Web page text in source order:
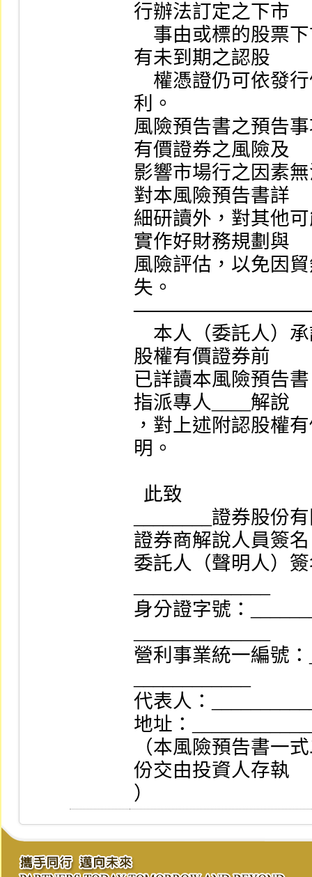
行辦法訂定之下市
有未到期之認股
利。
風險預告書之預告
有價證券之風險及
影響市場行之因素
對本風險預告書詳
細研讀外，對其他
實作好財務規劃與
風險評估，以免因
失。
股權有價證券前
已詳讀本風險預告
指派專人____解說
，對上述附認股權
明。
________證券股份
證券商解說人員簽名
委託人（聲明人）簽
身分證字號：
營利事業統一編號：
代表人：
地址：
（本風險預告書一
份交由投資人存執
）